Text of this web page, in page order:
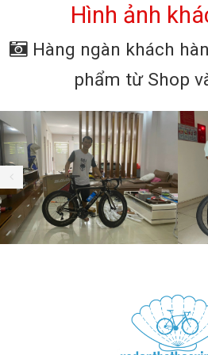
Hình ảnh
Hàng ngàn khách
phẩm từ Shop